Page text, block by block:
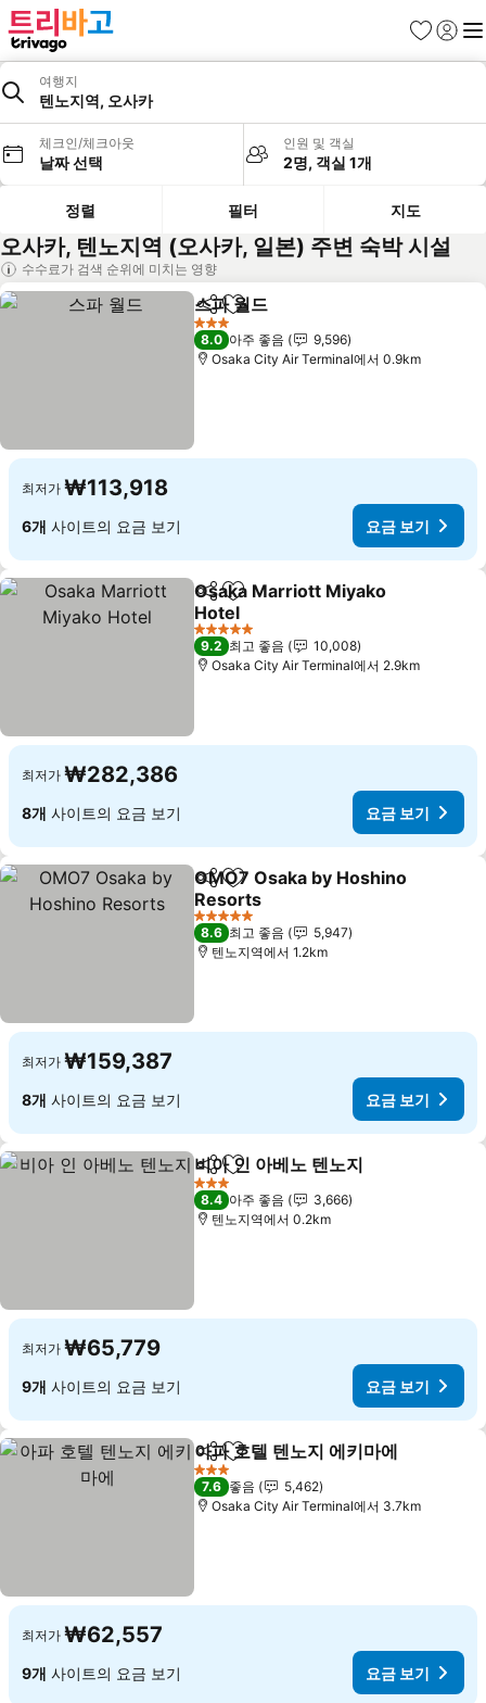
즐겨찾기
로그인
메
여행지
텐노지역, 오사카
체크인/체크아웃
날짜 선택
인원 및 객실
2명, 객실 1개
정렬 필터 지도
오사카, 텐노지역 (오사카, 일본) 주변 숙박 시설
수수료가 검색 순위에 미치는 영향
공유 즐겨찾기에 추가
스파 월드
3 성급
8.0 아주 좋음
9,596
Osaka City Air Terminal에서 0.9km
최저가 ₩113,918
6개 사이트의 요금 보기 요금 보기
공유 즐겨찾기에 추가
Osaka Marriott Miyako
Hotel
요금 보기
5 성급
9.2 최고 좋음
10,008
Osaka City Air Terminal에서 2.9km
최저가 ₩282,386
8개 사이트의 요금 보기 요금 보기
공유 즐겨찾기에 추가
OMO7 Osaka by Hoshino
Resorts
요금 보기
5 성급
8.6 최고 좋음
5,947
텐노지역에서 1.2km
최저가 ₩159,387
8개 사이트의 요금 보기 요금 보기
공유 즐겨찾기에 추가
비아 인 아베노 텐노지
3 성급
8.4 아주 좋음
3,666
텐노지역에서 0.2km
최저가 ₩65,779
9개 사이트의 요금 보기 요금 보기
공유 즐겨찾기에 추가
아파 호텔 텐노지 에키마에
3 성급
7.6 좋음
5,462
Osaka City Air Terminal에서 3.7km
최저가 ₩62,557
9개 사이트의 요금 보기 요금 보기